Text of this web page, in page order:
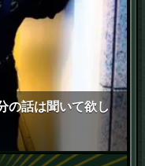
の話は聞いて欲し